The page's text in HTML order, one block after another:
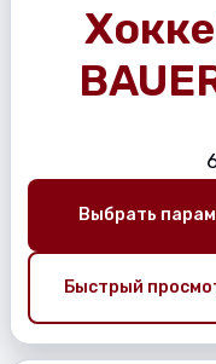
Выбрать
Быстрый